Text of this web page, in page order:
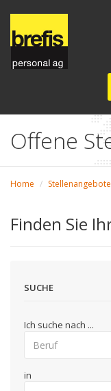
Offene
Home Stellenangebote
Finden Sie
SUCHE
Ich suche nach ...
in